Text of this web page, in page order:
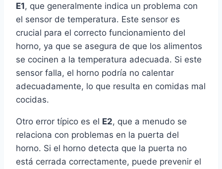
E1, que generalmente indica un problema con
el sensor de temperatura. Este sensor es
crucial para el correcto funcionamiento del
horno, ya que se asegura de que los alimentos
se cocinen a la temperatura adecuada. Si este
sensor falla, el horno podría no calentar
adecuadamente, lo que resulta en comidas mal
cocidas.
Otro error típico es el E2, que a menudo se
relaciona con problemas en la puerta del
horno. Si el horno detecta que la puerta no
está cerrada correctamente, puede prevenir el